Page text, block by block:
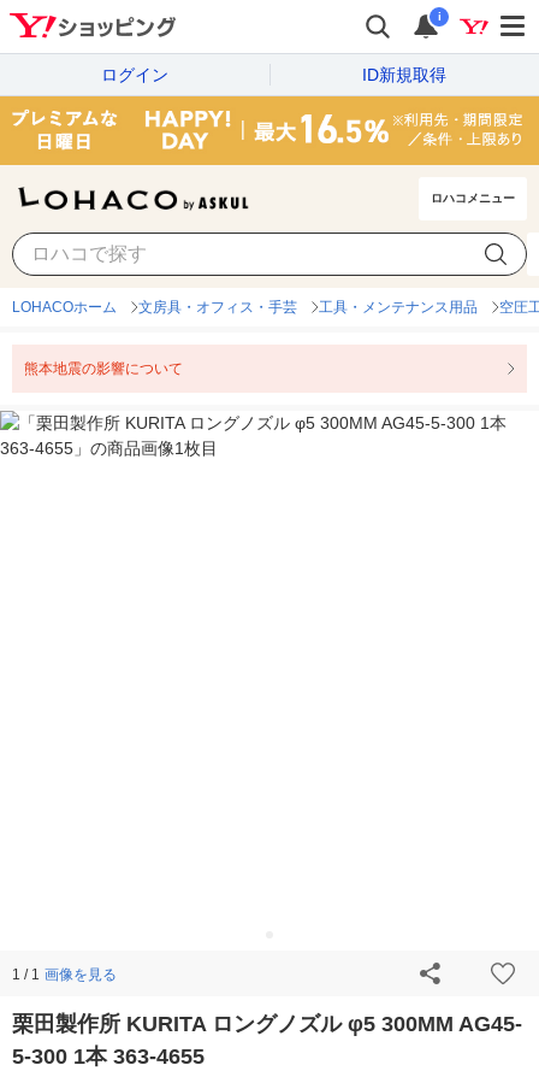
i
ログイン ID新規取得
ロハコメニュー
LOHACOホーム 文房具・オフィス・手芸 工具・メンテナンス用品 空圧
熊本地震の影響について
1 / 1 画像を見る
栗田製作所 KURITA ロングノズル φ5 300MM AG45-
5-300 1本 363-4655